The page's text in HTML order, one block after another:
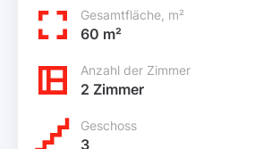
Gesamtfläche, m²
60 m²
Anzahl der Zimmer
2 Zimmer
Geschoss
3